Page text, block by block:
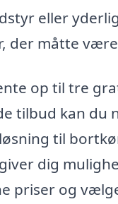
eller
der måtte
op til tre
tilbud kan du
til
dig
priser og